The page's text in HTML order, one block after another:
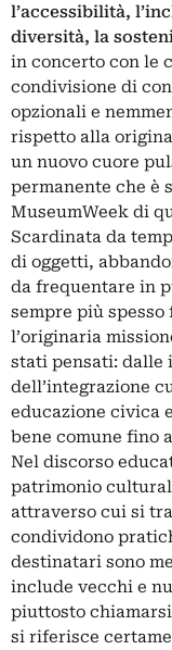
l’accessibilità,
diversità, la
in concerto con le
condivisione di
opzionali e
rispetto alla
un nuovo cuore
permanente che è
MuseumWeek di
Scardinata da
di oggetti,
da frequentare in
sempre più
l’originaria
stati pensati: dalle
dell’integrazione
educazione civica
bene comune fino
Nel discorso
patrimonio
attraverso cui si
condividono
destinatari sono
include vecchi e
piuttosto chiamarsi
si riferisce